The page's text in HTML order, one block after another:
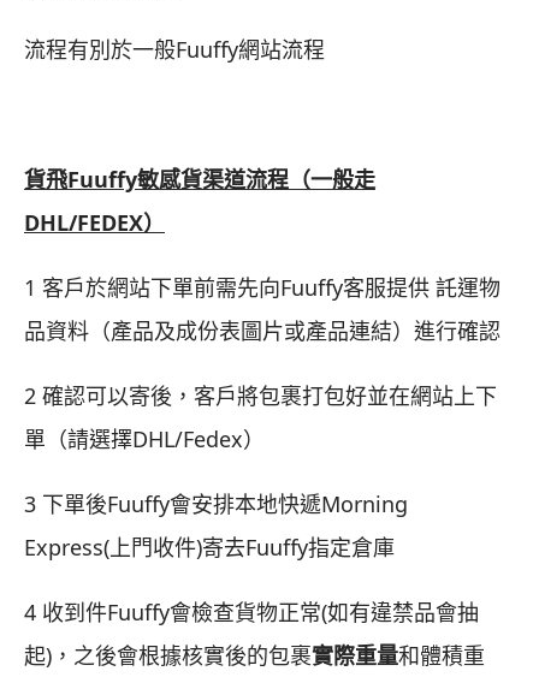
流程有別於一般Fuuffy網站流程
貨飛Fuuffy敏感貨渠道流程（一般走
DHL/FEDEX）
1 客戶於網站下單前需先向Fuuffy客服提供 託運物
品資料（產品及成份表圖片或產品連結）進行確認
2 確認可以寄後，客戶將包裹打包好並在網站上下
單（請選擇DHL/Fedex）
3 下單後Fuuffy會安排本地快遞Morning
Express(上門收件)寄去Fuuffy指定倉庫
4 收到件Fuuffy會檢查貨物正常(如有違禁品會抽
起)，之後會根據核實後的包裹實際重量和體積重